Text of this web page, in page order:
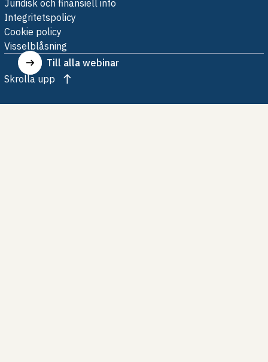
Till alla webinar
Juridisk och finansiell info
Integritetspolicy
Cookie policy
Visselblåsning
Skrolla upp